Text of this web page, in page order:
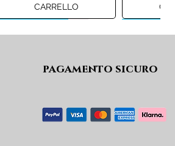
CARRELLO
LIU JO MINIGONNA IN
LIU JO
pagamento sicuro